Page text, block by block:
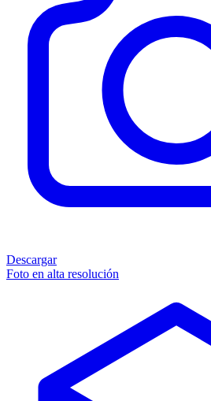
Descargar
Foto en alta resolución